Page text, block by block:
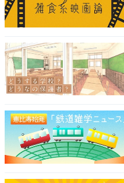
「OMO7横浜」のコンセ
せ、常に新しいものとし
を表現した造語です。そ
る新感覚の滞在拠点とな